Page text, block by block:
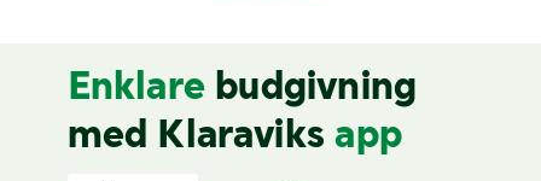
Enklare budgivning
med Klaraviks app